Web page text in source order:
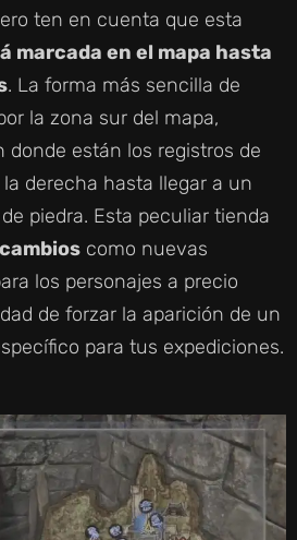
ten en cuenta que esta
marcada en el mapa hasta
. La forma más sencilla de
la zona sur del mapa,
donde están los registros de
derecha hasta llegar a un
piedra. Esta peculiar tienda
como nuevas
los personajes a precio
de forzar la aparición de un
para tus expediciones.